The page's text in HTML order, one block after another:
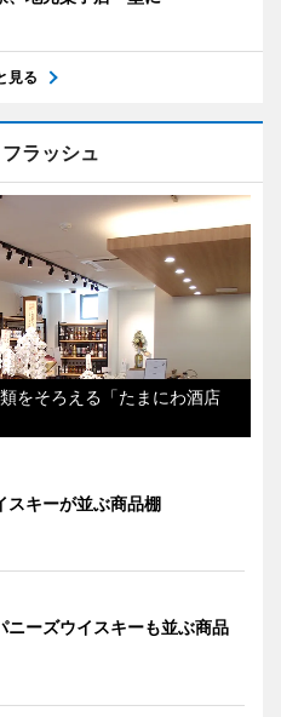
見る
ラッシュ
をそろえる「たまにわ酒店
スキーが並ぶ商品棚
ニーズウイスキーも並ぶ商品